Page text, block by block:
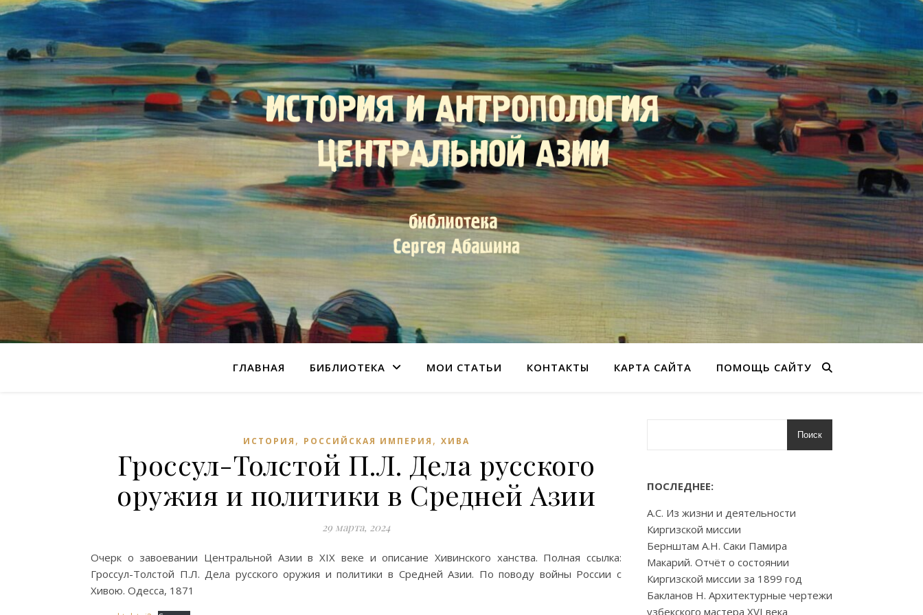
ГЛАВНАЯ БИБЛИОТЕКА МОИ СТАТЬИ КОНТАКТЫ КАРТА САЙТА ПОМОЩЬ САЙТУ
ИСТОРИЯ , РОССИЙСКАЯ ИМПЕРИЯ , ХИВА
Гроссул-Толстой П.Л. Дела русского
оружия и политики в Средней Азии
29 марта, 2024
Очерк о завоевании Центральной Азии в XIX веке и описание Хивинского ханства. Полная ссылка:
Гроссул-Толстой П.Л. Дела русского оружия и политики в Средней Азии. По поводу войны России с
Хивою. Одесса, 1871
Поиск
ПОСЛЕДНЕЕ:
А.С. Из жизни и деятельности
Киргизской миссии
Бернштам А.Н. Саки Памира
Макарий. Отчёт о состоянии
Киргизской миссии за 1899 год
Бакланов Н. Архитектурные чертежи
узбекского мастера XVI века